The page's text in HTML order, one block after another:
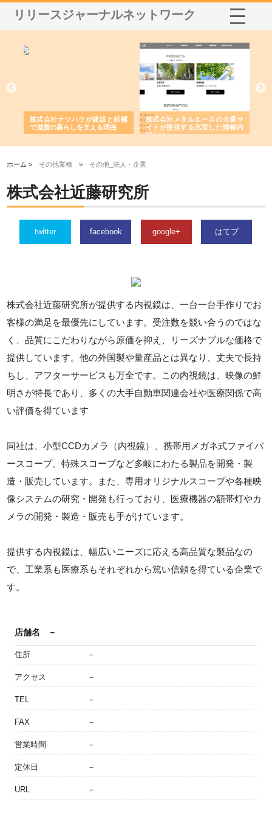
リリースジャーナルネットワーク
株式会社ナツハラが建設と鋲螺
で滋賀の暮らしを支える理由
株式会社メタルエースの企業サ
イトが提供する充実した情報内
容とは
ホーム > その他業種 > その他_法人・企業
株式会社近藤研究所
twitter facebook google+ はてブ
株式会社近藤研究所が提供する内視鏡は、一台一台手作りでお
客様の満足を最優先にしています。受注数を競い合うのではな
く、品質にこだわりながら原価を抑え、リーズナブルな価格で
提供しています。他の外国製や量産品とは異なり、丈夫で長持
ちし、アフターサービスも万全です。この内視鏡は、映像の鮮
明さが特長であり、多くの大手自動車関連会社や医療関係で高
い評価を得ています
同社は、小型CCDカメラ（内視鏡）、携帯用メガネ式ファイバ
ースコープ、特殊スコープなど多岐にわたる製品を開発・製
造・販売しています。また、専用オリジナルスコープや各種映
像システムの研究・開発も行っており、医療機器の額帯灯やカ
メラの開発・製造・販売も手がけています。
提供する内視鏡は、幅広いニーズに応える高品質な製品なの
で、工業系も医療系もそれぞれから篤い信頼を得ている企業で
す。
店舗名 －
住所 －
アクセス －
TEL －
FAX －
営業時間 －
定休日 －
URL －